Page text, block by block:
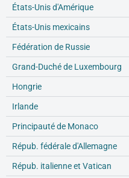
États-Unis d'Amérique
États-Unis mexicains
Fédération de Russie
Grand-Duché de Luxembourg
Hongrie
Irlande
Principauté de Monaco
Répub. fédérale d'Allemagne
Répub. italienne et Vatican